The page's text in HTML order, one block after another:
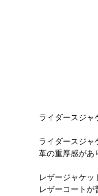
ライダースジャ
ライダースジャ
革の重厚感があ
レザージャケッ
レザーコートが